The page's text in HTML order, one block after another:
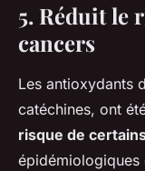
5. Réduit le
cancers
Les antioxydants
catéchines, ont
risque de
épidémiologiques